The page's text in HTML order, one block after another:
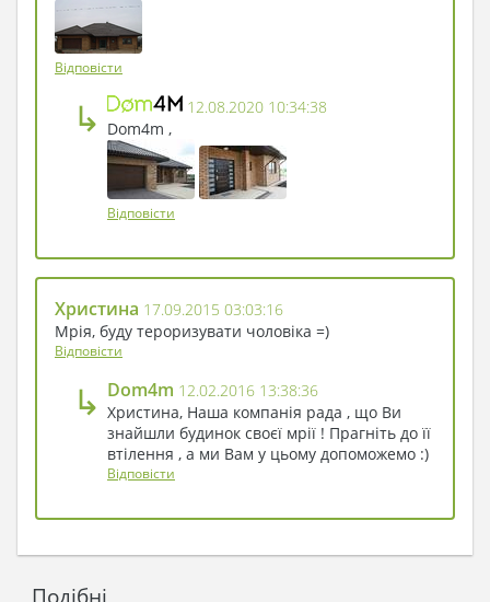
Відповісти
↳
12.08.2020 10:34:38
Dom4m ,
Відповісти
Христина 17.09.2015 03:03:16
Мрія, буду тероризувати чоловіка =)
Відповісти
↳ Dom4m 12.02.2016 13:38:36
Христина, Наша компанія рада , що Ви
знайшли будинок своєї мрії ! Прагніть до її
втілення , а ми Вам у цьому допоможемо :)
Відповісти
Подібні